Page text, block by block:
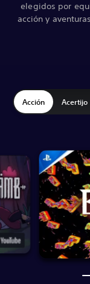
elegidos por
acción y
Acción Acertijo